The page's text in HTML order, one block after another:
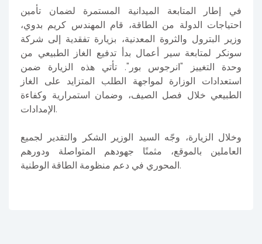
في إطار المتابعة الميدانية المستمرة لضمان تأمين
احتياجات الدولة من الطاقة، قام المهندس كريم بدوي،
وزير البترول والثروة المعدنية، بزيارة تفقدية إلى شركة
سونكر لمتابعة سير أعمال بدأ تدفيع الغاز الطبيعي من
وحدة التغييز "انرجوس بور". تأتي هذه الزيارة ضمن
استعدادات الوزارة لمواجهة الطلب المتزايد على الغاز
الطبيعي خلال فصل الصيف، وضمان استمرارية وكفاءة
الإمدادات.
وخلال الزيارة، وجّه السيد الوزير الشكر والتقدير لجميع
العاملين بالموقع، مثمنًا جهودهم المتواصلة ودورهم
المحوري في دعم منظومة الطاقة الوطنية.